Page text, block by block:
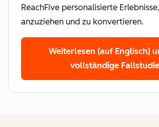
ReachFive personalisierte
anzuziehen und zu konvertieren.
Weiterlesen (auf Englisch)
vollständige Fallstudie